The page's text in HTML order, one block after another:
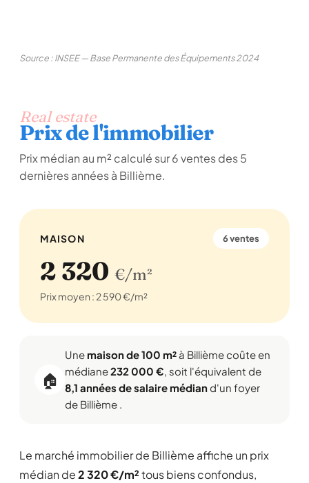
Source : INSEE — Base Permanente des Équipements 2024
Real estate
Prix de l'immobilier
Prix médian au m² calculé sur 6 ventes des 5
dernières années à Billième.
MAISON 6 ventes
2 320 €/m²
Prix moyen : 2 590 €/m²
🏠
Une maison de 100 m² à Billième coûte en
médiane232 000 €, soit l'équivalent de
8,1 années de salaire médiand'un foyer
de Billième .
Le marché immobilier de Billième affiche un prix
médian de2 320 €/m²tous biens confondus,